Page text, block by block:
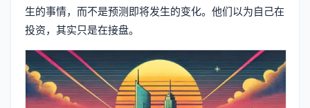
生的事情，而不是预测即将发生的变化。他们以为自己在
投资，其实只是在接盘。